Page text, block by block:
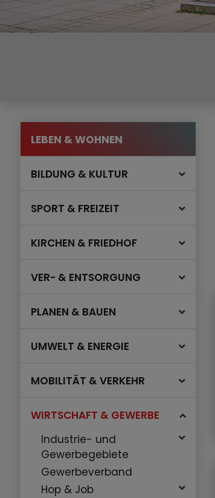
LEBEN & WOHNEN
BILDUNG & KULTUR
SPORT & FREIZEIT
KIRCHEN & FRIEDHOF
VER- & ENTSORGUNG
PLANEN & BAUEN
UMWELT & ENERGIE
MOBILITÄT & VERKEHR
WIRTSCHAFT & GEWERBE
Industrie- und
Gewerbegebiete
Gewerbeverband
Hop & Job